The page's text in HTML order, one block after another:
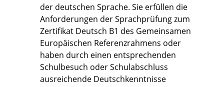
der deutschen Sprache. Sie erfüllen die
Anforderungen der Sprachprüfung zum
Zertifikat Deutsch B1 des Gemeinsamen
Europäischen Referenzrahmens oder
haben durch einen entsprechenden
Schulbesuch oder Schulabschluss
ausreichende Deutschkenntnisse